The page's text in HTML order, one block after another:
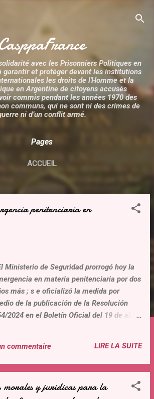
avec les Prisonniers Politiques en
garantir et protéger devant les institutions
les droits de l'Homme et la
en Argentine de citoyens accusés
commis pendant les années 1970 des
communs, qui ne sont ni des crimes de
ni d’un conflit armé.
Pages
ACCUEIL
penitenciaria en
Ministerio de Seguridad prorrogó hoy la
en materia penitenciaria por dos
más ; s e oficializó la medida por
de la publicación de la Resolución
2024 en el Boletín Oficial del 19 de abril
en 2019 ha dado lugar a la nada. Sin
el gobierno y la Justicia tienen la
: suprimiendo las detenciones
commentaire LIRE LA SUITE
morales y juridicas para la